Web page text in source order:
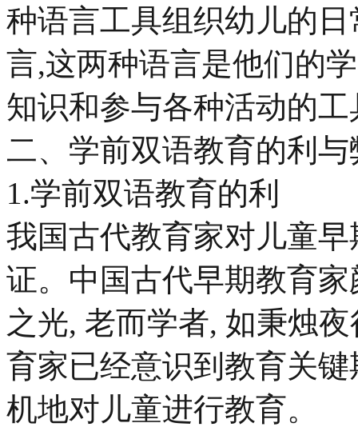
种语言工具组织幼儿的
言,这两种语言是他们的
知识和参与各种活动的工
二、学前双语教育的利与
1.学前双语教育的利
我国古代教育家对儿童
证。中国古代早期教育
之光, 老而学者, 如秉烛
育家已经意识到教育关
机地对儿童进行教育。